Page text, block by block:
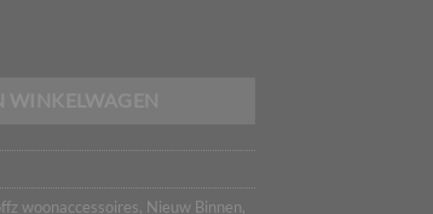
woonaccessoires, Nieuw Binnen,